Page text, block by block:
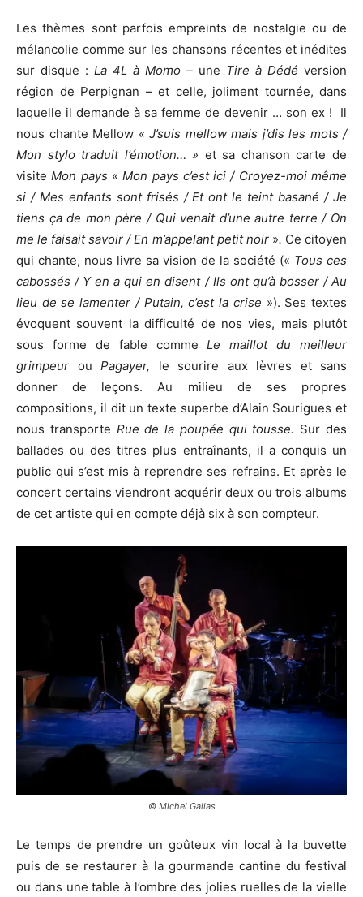
Les thèmes sont parfois empreints de nostalgie ou de
mélancolie comme sur les chansons récentes et inédites
sur disque : La 4L à Momo – une Tire à Dédé version
région de Perpignan – et celle, joliment tournée, dans
laquelle il demande à sa femme de devenir … son ex ! Il
nous chante Mellow « J’suis mellow mais j’dis les mots /
Mon stylo traduit l’émotion… » et sa chanson carte de
visiteMon pays «Mon pays c’est ici / Croyez-moi même
si / Mes enfants sont frisés / Et ont le teint basané / Je
tiens ça de mon père / Qui venait d’une autre terre / On
me le faisait savoir / En m’appelant petit noir ». Ce citoyen
qui chante, nous livre sa vision de la société (« Tous ces
cabossés / Y en a qui en disent / Ils ont qu’à bosser / Au
lieu de se lamenter / Putain, c’est la crise »). Ses textes
évoquent souvent la difficulté de nos vies, mais plutôt
sous forme de fable commeLe maillot du meilleur
grimpeur ou Pagayer, le sourire aux lèvres et sans
donner de leçons. Au milieu de ses propres
compositions, il dit un texte superbe d’Alain Sourigues et
nous transporte Rue de la poupée qui tousse. Sur des
ballades ou des titres plus entraînants, il a conquis un
public qui s’est mis à reprendre ses refrains. Et après le
concert certains viendront acquérir deux ou trois albums
de cet artiste qui en compte déjà six à son compteur.
© Michel Gallas
Le temps de prendre un goûteux vin local à la buvette
puis de se restaurer à la gourmande cantine du festival
ou dans une table à l’ombre des jolies ruelles de la vielle